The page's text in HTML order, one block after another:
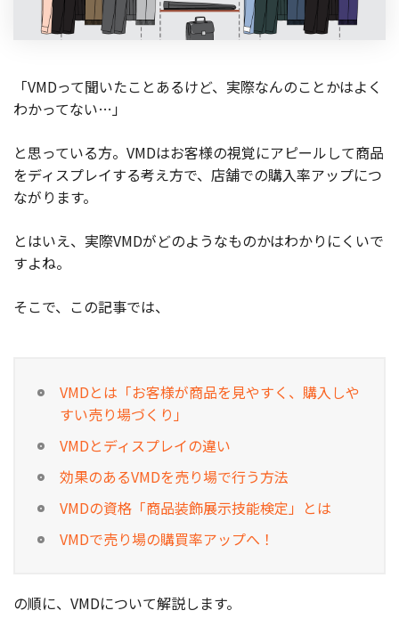
「VMDって聞いたことあるけど、実際なんのことかはよく
わかってない…」
と思っている方。VMDはお客様の視覚にアピールして商品
をディスプレイする考え方で、店舗での購入率アップにつ
ながります。
とはいえ、実際VMDがどのようなものかはわかりにくいで
すよね。
そこで、この記事では、
VMDとは「お客様が商品を見やすく、購入しや
すい売り場づくり」
VMDとディスプレイの違い
効果のあるVMDを売り場で行う方法
VMDの資格「商品装飾展示技能検定」とは
VMDで売り場の購買率アップへ！
の順に、VMDについて解説します。